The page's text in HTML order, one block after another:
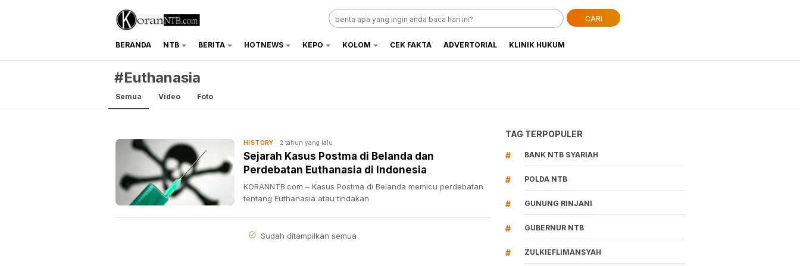
koranntb.com
CARI
BERANDA NTB BERITA HOTNEWS KEPO KOLOM CEK FAKTA ADVERTORIAL KLINIK HUKUM
#Euthanasia
Semua Video Foto
HISTORY 2 tahun yang lalu
Sejarah Kasus Postma di Belanda dan
Perdebatan Euthanasia di Indonesia
KORANNTB.com – Kasus Postma di Belanda memicu perdebatan
tentang Euthanasia atau tindakan
Sudah ditampilkan semua
TAG TERPOPULER
# BANK NTB SYARIAH
# POLDA NTB
# GUNUNG RINJANI
# GUBERNUR NTB
# ZULKIEFLIMANSYAH